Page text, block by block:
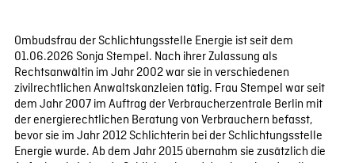
Ombudsfrau der Schlichtungsstelle Energie ist seit dem
01.06.2026 Sonja Stempel. Nach ihrer Zulassung als
Rechtsanwältin im Jahr 2002 war sie in verschiedenen
zivilrechtlichen Anwaltskanzleien tätig. Frau Stempel war seit
dem Jahr 2007 im Auftrag der Verbraucherzentrale Berlin mit
der energierechtlichen Beratung von Verbrauchern befasst,
bevor sie im Jahr 2012 Schlichterin bei der Schlichtungsstelle
Energie wurde. Ab dem Jahr 2015 übernahm sie zusätzlich die